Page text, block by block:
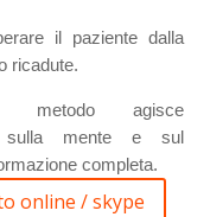
il paziente dalla
ricadute.
agisce
sulla mente e sul
completa.
online / skype